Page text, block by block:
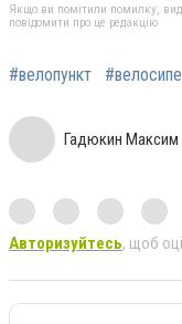
Якщо ви помітили помилку,
повідомити про це редакцію
#велопункт
Гадюкин Максим
Авторизуйтесь, щоб